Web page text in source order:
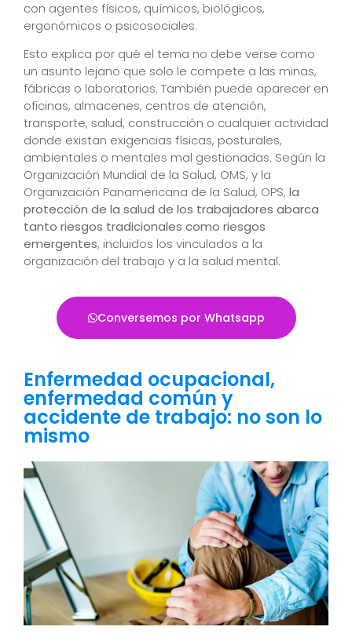
con agentes físicos, químicos, biológicos,
ergonómicos o psicosociales.
Esto explica por qué el tema no debe verse como
un asunto lejano que solo le compete a las minas,
fábricas o laboratorios. También puede aparecer en
oficinas, almacenes, centros de atención,
transporte, salud, construcción o cualquier actividad
donde existan exigencias físicas, posturales,
ambientales o mentales mal gestionadas. Según la
Organización Mundial de la Salud, OMS, y la
Organización Panamericana de la Salud, OPS, la
protección de la salud de los trabajadores abarca
tanto riesgos tradicionales como riesgos
emergentes, incluidos los vinculados a la
organización del trabajo y a la salud mental.
Conversemos por Whatsapp
Enfermedad ocupacional,
enfermedad común y
accidente de trabajo: no son lo
mismo